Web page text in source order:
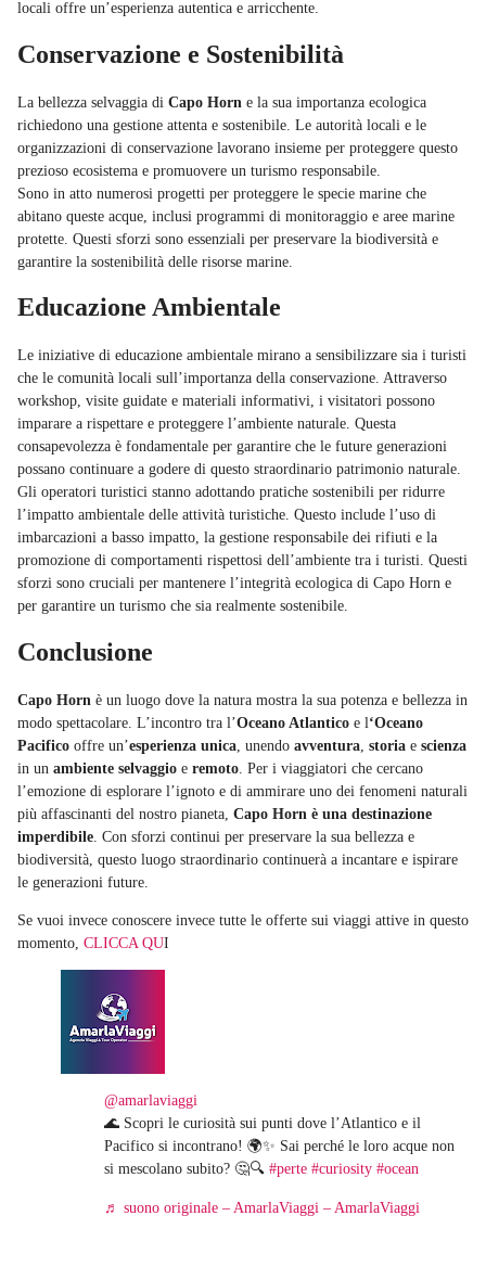
locali offre un’esperienza autentica e arricchente.
Conservazione e Sostenibilità
La bellezza selvaggia di Capo Horn e la sua importanza ecologica
richiedono una gestione attenta e sostenibile. Le autorità locali e le
organizzazioni di conservazione lavorano insieme per proteggere questo
prezioso ecosistema e promuovere un turismo responsabile.
Sono in atto numerosi progetti per proteggere le specie marine che
abitano queste acque, inclusi programmi di monitoraggio e aree marine
protette. Questi sforzi sono essenziali per preservare la biodiversità e
garantire la sostenibilità delle risorse marine.
Educazione Ambientale
Le iniziative di educazione ambientale mirano a sensibilizzare sia i turisti
che le comunità locali sull’importanza della conservazione. Attraverso
workshop, visite guidate e materiali informativi, i visitatori possono
imparare a rispettare e proteggere l’ambiente naturale. Questa
consapevolezza è fondamentale per garantire che le future generazioni
possano continuare a godere di questo straordinario patrimonio naturale.
Gli operatori turistici stanno adottando pratiche sostenibili per ridurre
l’impatto ambientale delle attività turistiche. Questo include l’uso di
imbarcazioni a basso impatto, la gestione responsabile dei rifiuti e la
promozione di comportamenti rispettosi dell’ambiente tra i turisti. Questi
sforzi sono cruciali per mantenere l’integrità ecologica di Capo Horn e
per garantire un turismo che sia realmente sostenibile.
Conclusione
Capo Horn è un luogo dove la natura mostra la sua potenza e bellezza in
modo spettacolare. L’incontro tra l’Oceano Atlantico e l‘Oceano
Pacifico offre un’esperienza unica , unendo avventura storia e scienza
in un ambiente selvaggio e remoto . Per i viaggiatori che cercano
l’emozione di esplorare l’ignoto e di ammirare uno dei fenomeni naturali
più affascinanti del nostro pianeta, Capo Horn è una destinazione
imperdibile . Con sforzi continui per preservare la sua bellezza e
biodiversità, questo luogo straordinario continuerà a incantare e ispirare
le generazioni future.
Se vuoi invece conoscere invece tutte le offerte sui viaggi attive in questo
momento, CLICCA QUI
@amarlaviaggi
🌊 Scopri le curiosità sui punti dove l’Atlantico e il
Pacifico si incontrano! 🌍✨ Sai perché le loro acque non
si mescolano subito? 🤔🔍 #perte #curiosity #ocean
♬ suono originale – AmarlaViaggi – AmarlaViaggi